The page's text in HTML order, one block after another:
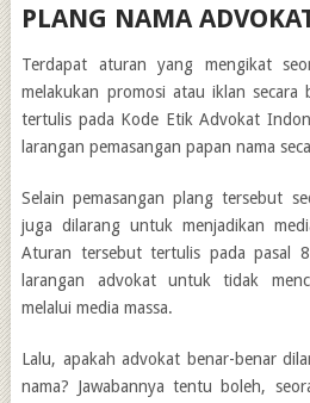
PLANG NAMA
Terdapat aturan yang mengikat
melakukan promosi atau iklan
tertulis pada Kode Etik Advokat
larangan pemasangan papan nama
Selain pemasangan plang tersebut
juga dilarang untuk menjadikan
Aturan tersebut tertulis pada pasal
larangan advokat untuk tidak
melalui media massa.
Lalu, apakah advokat benar-benar
nama? Jawabannya tentu boleh,